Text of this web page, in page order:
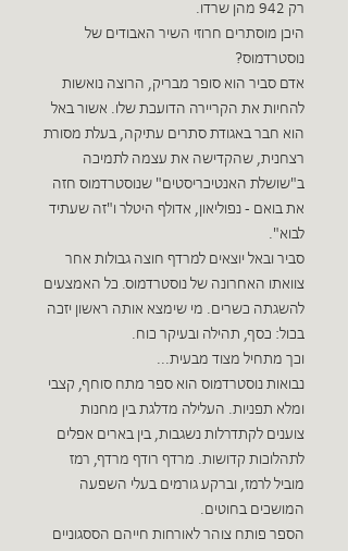
רק 942 מהן שרדו.
היכן מוסתרים חרוזי השיר האבודים של
נוסטרדמוס?
אדם סביר הוא סופר מבריק, הרוצה נואשות
להחיות את הקריירה הדועכת שלו. אשור באל
הוא חבר באגודת סתרים עתיקה, בעלת מסורת
רצחנית, שהקדישה את עצמה לתמיכה
ב"שושלת האנטיכריסטים" שנוסטרדמוס חזה
את בואם - נפוליאון, אדולף היטלר ו"זה שעתיד
לבוא".
סביר ובאל יוצאים למרדף חוצה גבולות אחר
צוואתו האחרונה של נוסטרדמוס. כל האמצעים
להשגתה כשרים. מי שימצא אותה ראשון יזכה
בכול: כסף, תהילה ובעיקר כוח.
וכך מתחיל מצוד מבעית...
נבואות נוסטרדמוס הוא ספר מתח סוחף, קצבי
ומלא תפניות. העלילה מדלגת בין מחנות
צוענים לקתדרלות נשגבות, בין בארים אפלים
לתהלוכות קדושות. מרדף רודף מרדף, רמז
מוביל לרמז, וברקע גורמים בעלי השפעה
המושכים בחוטים.
הספר פותח צוהר לאורחות חייהם הססגוניים